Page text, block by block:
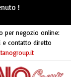
!
per negozio online:
e contatto diretto